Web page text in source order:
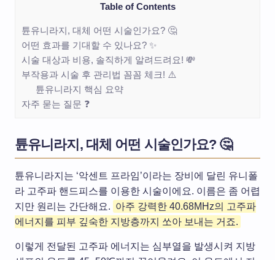
Table of Contents
튠유니라지, 대체 어떤 시술인가요? 🤔
어떤 효과를 기대할 수 있나요? ✨
시술 대상과 비용, 솔직하게 알려드려요! 💸
부작용과 시술 후 관리법 꼼꼼 체크! ⚠️
튠유니라지 핵심 요약
자주 묻는 질문 ❓
튠유니라지, 대체 어떤 시술인가요? 🤔
튠유니라지는 ‘악센트 프라임’이라는 장비에 달린 유니폴
라 고주파 핸드피스를 이용한 시술이에요. 이름은 좀 어렵
지만 원리는 간단해요. 아주 강력한 40.68MHz의 고주파
에너지를 피부 깊숙한 지방층까지 쏘아 보내는 거죠.
이렇게 전달된 고주파 에너지는 심부열을 발생시켜 지방